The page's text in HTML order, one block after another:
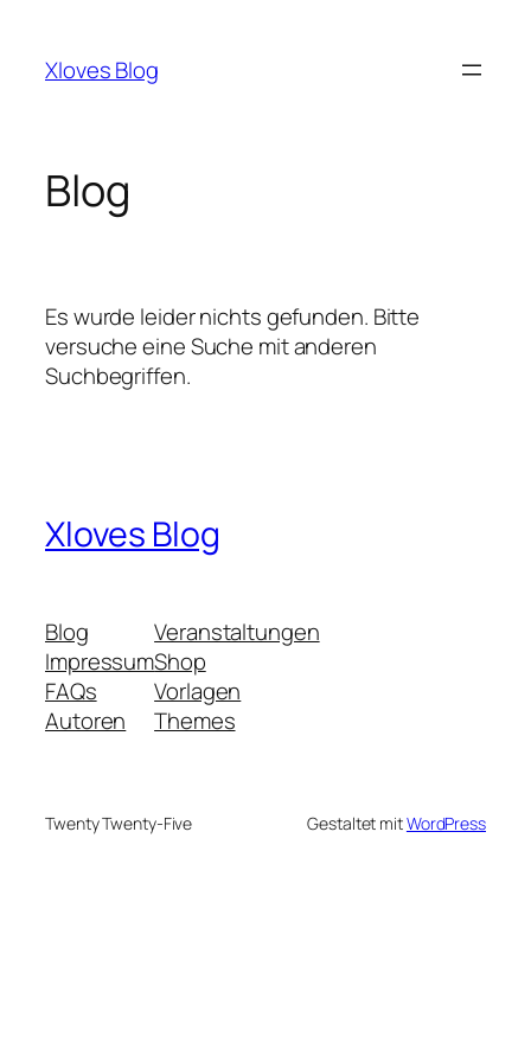
springen
Xloves Blog
Blog
Es wurde leider nichts gefunden. Bitte
versuche eine Suche mit anderen
Suchbegriffen.
Xloves Blog
Blog
Impressum
FAQs
Autoren
Veranstaltungen
Shop
Vorlagen
Themes
Twenty Twenty-Five Gestaltet mitWordPress